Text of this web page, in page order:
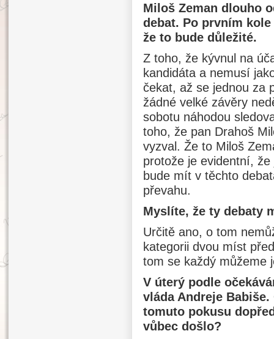
Miloš Zeman dlouho
debat. Po prvním
že to bude důležité.
Z toho, že kývnul na
kandidáta a nemusí
čekat, až se jednou za
žádné velké závěry
sobotu náhodou
toho, že pan Drahoš
vyzval. Že to Miloš
protože je evidentní,
bude mít v těchto
převahu.
Myslíte, že ty debaty
Určitě ano, o tom
kategorii dvou míst
tom se každý můžeme
V úterý podle
vláda Andreje
tomuto pokusu
vůbec došlo?